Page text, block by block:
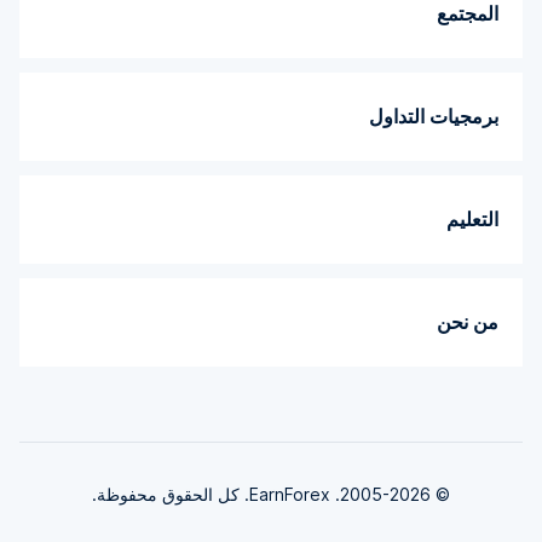
المجتمع
برمجيات التداول
التعليم
من نحن
© 2005-2026. EarnForex. كل الحقوق محفوظة.